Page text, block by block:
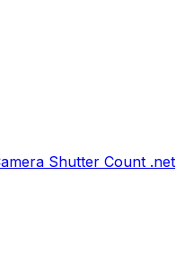
Shutter Count .net